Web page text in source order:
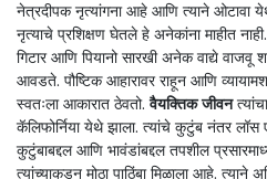
नेत्रदीपक नृत्यांगना आहे आणि त्याने
नृत्याचे प्रशिक्षण घेतले हे अनेकांना माहीत
गिटार आणि पियानो सारखी अनेक वाद्ये
आवडते. पौष्टिक आहारावर राहून आणि
स्वतःला आकारात ठेवतो.वैयक्तिक जीवन
कॅलिफोर्निया येथे झाला. त्यांचे कुटुंब नंतर लॉस
कुटुंबाबद्दल आणि भावंडांबद्दल तपशील
त्यांच्याकडून मोठा पाठिंबा मिळाला आहे. त्याने